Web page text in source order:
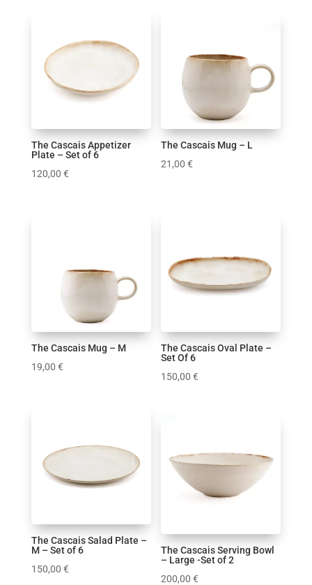
The Cascais Appetizer
Plate – Set of 6
120,00 €
The Cascais Mug – L
21,00€
The Cascais Mug – M
19,00 €
The Cascais Oval Plate –
Set Of 6
150,00€
The Cascais Salad Plate –
M – Set of 6
150,00 €
The Cascais Serving Bowl
– Large -Set of 2
200,00€